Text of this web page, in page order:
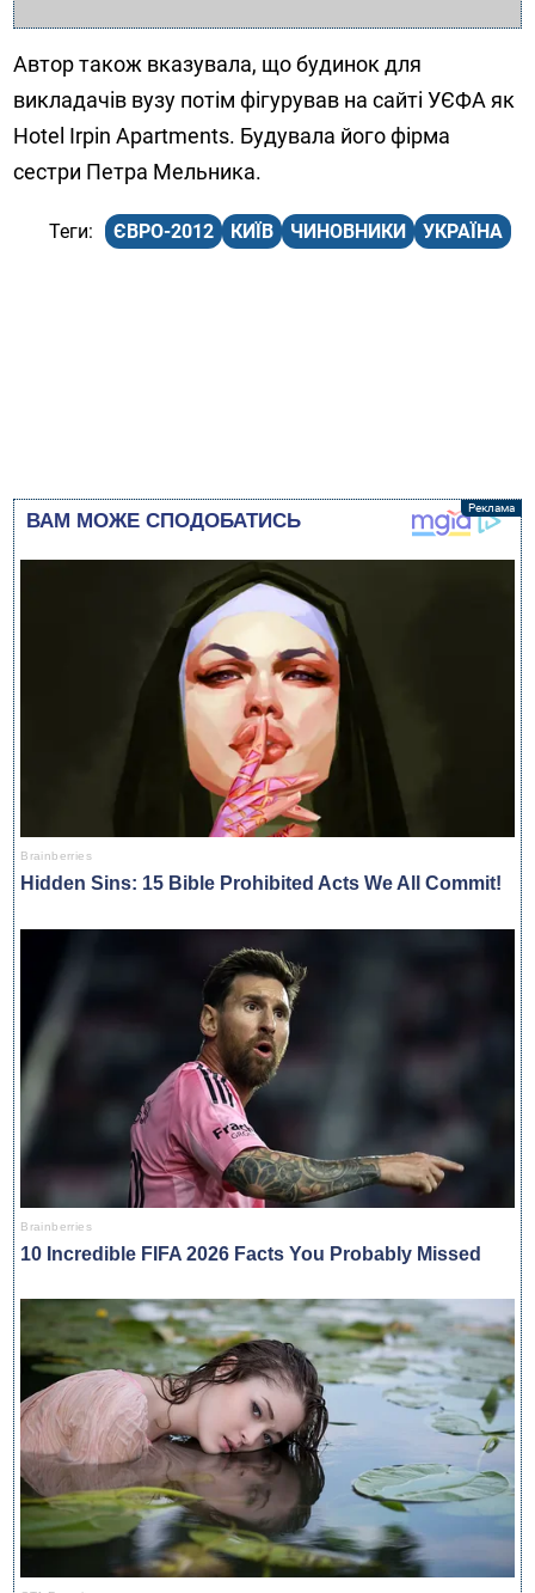
Автор також вказувала, що будинок для
викладачів вузу потім фігурував на сайті УЄФА як
Hotel Irpin Apartments. Будувала його фірма
сестри Петра Мельника.
ЄВРО-2012 КИЇВ ЧИНОВНИКИ УКРАЇНА